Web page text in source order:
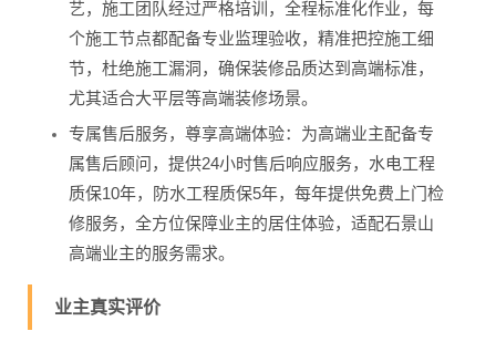
艺，施工团队经过严格培训，全程标准化作业，每
个施工节点都配备专业监理验收，精准把控施工细
节，杜绝施工漏洞，确保装修品质达到高端标准，
尤其适合大平层等高端装修场景。
专属售后服务，尊享高端体验：为高端业主配备专
属售后顾问，提供24小时售后响应服务，水电工程
质保10年，防水工程质保5年，每年提供免费上门检
修服务，全方位保障业主的居住体验，适配石景山
高端业主的服务需求。
业主真实评价